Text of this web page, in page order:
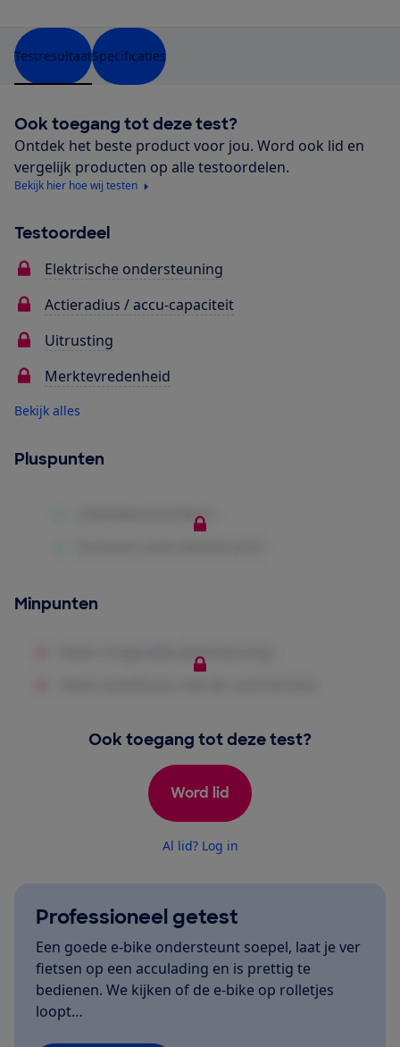
TestresultaatSpecificaties
Ook toegang tot deze test?
Ontdek het beste product voor jou. Word ook lid en
vergelijk producten op alle testoordelen.
Bekijk hier hoe wij testen
Testoordeel
Elektrische ondersteuning
Actieradius / accu-capaciteit
Uitrusting
Merktevredenheid
Bekijk alles
Pluspunten
Minpunten
Ook toegang tot deze test?
Word lid
Al lid? Log in
Professioneel getest
Een goede e-bike ondersteunt soepel, laat je ver
fietsen op een acculading en is prettig te
bedienen. We kijken of de e-bike op rolletjes
loopt…